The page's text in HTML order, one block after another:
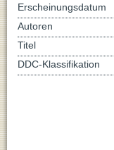
Erscheinungsdatum
Autoren
Titel
DDC-Klassifikation